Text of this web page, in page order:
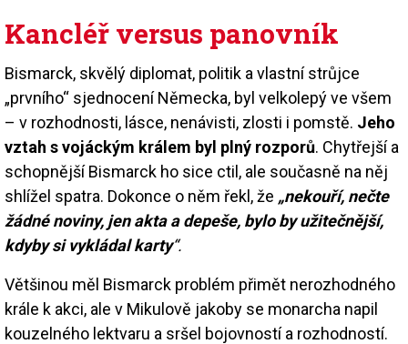
Kancléř versus panovník
Bismarck, skvělý diplomat, politik a vlastní strůjce
„prvního“ sjednocení Německa, byl velkolepý ve všem
– v rozhodnosti, lásce, nenávisti, zlosti i pomstě. Jeho
vztah s vojáckým králem byl plný rozporů. Chytřejší a
schopnější Bismarck ho sice ctil, ale současně na něj
shlížel spatra. Dokonce o něm řekl, že „nekouří, nečte
žádné noviny, jen akta a depeše, bylo by užitečnější,
kdyby si vykládal karty“.
Většinou měl Bismarck problém přimět nerozhodného
krále k akci, ale v Mikulově jakoby se monarcha napil
kouzelného lektvaru a sršel bojovností a rozhodností.